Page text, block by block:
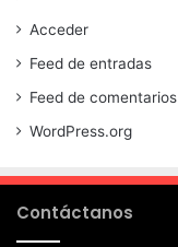
Acceder
Feed de entradas
Feed de comentarios
WordPress.org
Contáctanos